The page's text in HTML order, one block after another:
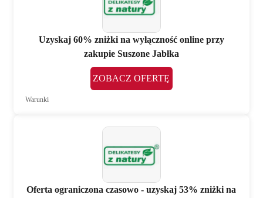
Uzyskaj 60% zniżki na wyłączność online przy
zakupie Suszone Jabłka
ZOBACZ OFERTĘ
Warunki
Oferta ograniczona czasowo - uzyskaj 53% zniżki na